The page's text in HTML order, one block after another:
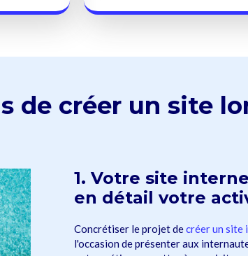
de créer un site
1. Votre site
en détail votre
Concrétiser le projet decréer un site
l'occasion de présenter aux